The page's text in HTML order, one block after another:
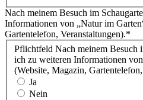
Nach meinem Besuch im
Informationen von „Natur im
Gartentelefon, Veranstaltungen).*
Pflichtfeld Nach meinem Besuch
ich zu weiteren Informationen
(Website, Magazin,
Ja
Nein